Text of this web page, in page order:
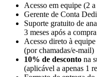
Acesso em equipe (2
Gerente de Conta
Suporte gratuito de
3 meses após a compra
Acesso direto à equipe
(por chamadas/e-mail)
10% de desconto na
(aplicável a apenas 1